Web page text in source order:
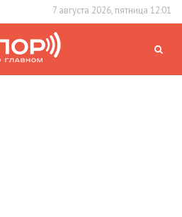
7 августа 2026, пятница 12:01